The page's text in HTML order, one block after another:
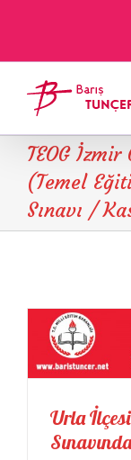
TEOG İzmir
(Temel
Sınavı /
Urla